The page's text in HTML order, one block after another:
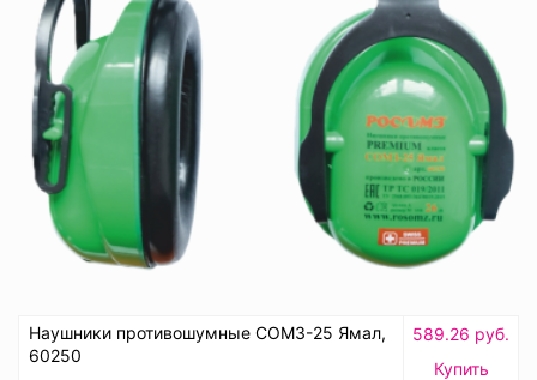
Наушники противошумные СОМЗ-25 Ямал,
60250
589.26 руб.
Купить